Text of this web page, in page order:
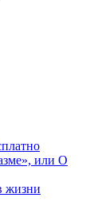
или О
жизни